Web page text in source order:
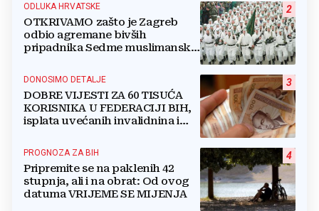
2
ODLUKA HRVATSKE
OTKRIVAMO zašto je Zagreb
odbio agremane bivših
pripadnika Sedme muslimanske
3
DONOSIMO DETALJE
DOBRE VIJESTI ZA 60 TISUĆA
KORISNIKA U FEDERACIJI BIH,
isplata uvećanih invalidnina i
4
PROGNOZA ZA BIH
Pripremite se na paklenih 42
stupnja, ali i na obrat: Od ovog
datuma VRIJEME SE MIJENJA